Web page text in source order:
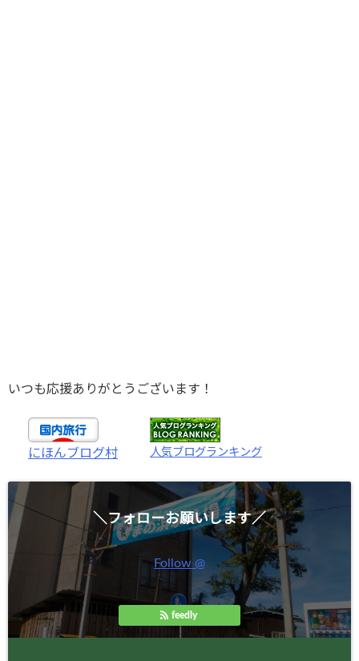
いつも応援ありがとうございます！
にほんブログ村 人気ブログランキング
＼フォローお願いします／
Follow @
feedly